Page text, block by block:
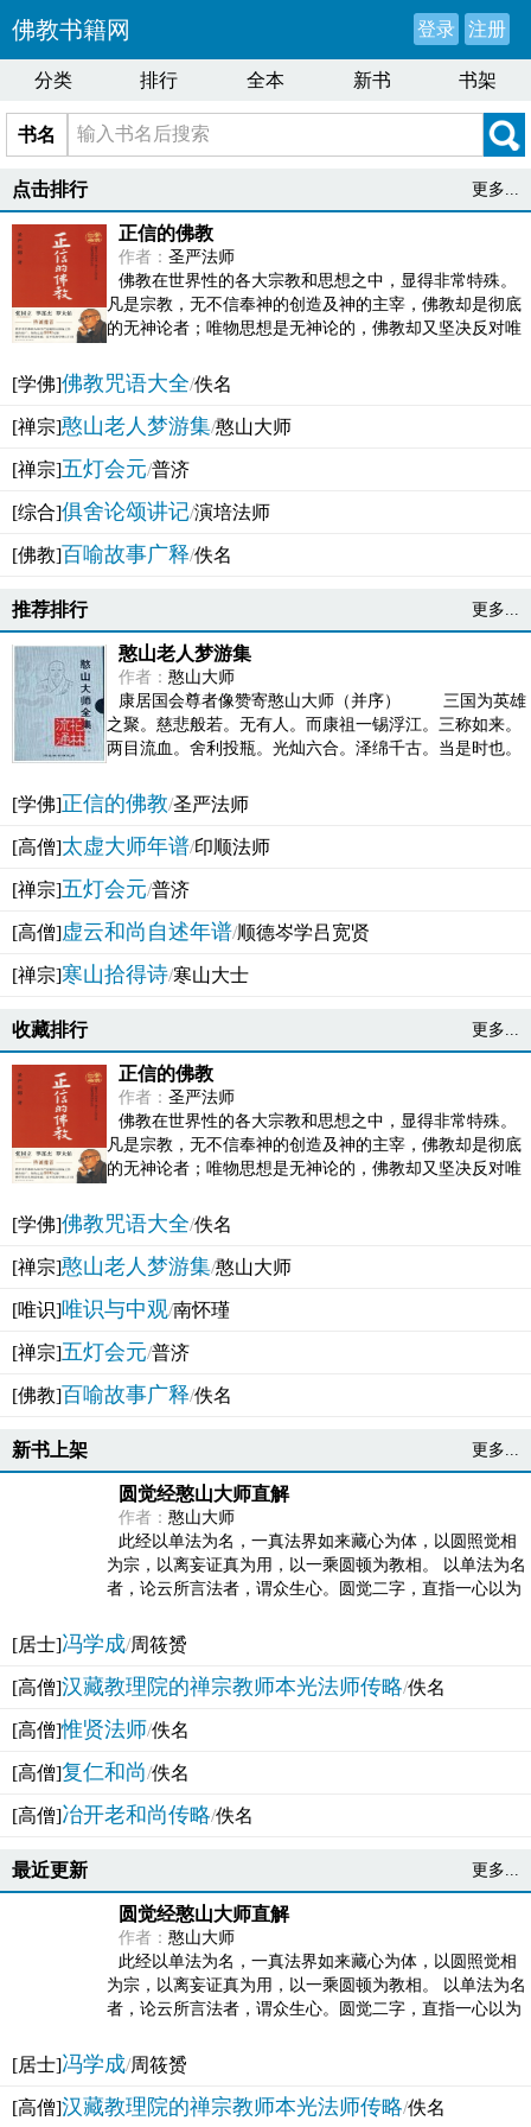
佛教书籍网 登录 注册
分类 排行 全本 新书 书架
书名
点击排行 更多...
正信的佛教
作者： 圣严法师
佛教在世界性的各大宗教和思想之中，显得非常特殊。
凡是宗教，无不信奉神的创造及神的主宰，佛教却是彻底
的无神论者；唯物思想是无神论的，佛教却又坚决反对唯
[学佛]佛教咒语大全/佚名
[禅宗]憨山老人梦游集/憨山大师
[禅宗]五灯会元/普济
[综合]俱舍论颂讲记/演培法师
[佛教]百喻故事广释/佚名
推荐排行 更多...
憨山老人梦游集
作者： 憨山大师
康居国会尊者像赞寄憨山大师（并序） 三国为英雄
之聚。慈悲般若。无有人。而康祖一锡浮江。三称如来。
两目流血。舍利投瓶。光灿六合。泽绵千古。当是时也。
[学佛]正信的佛教/圣严法师
[高僧]太虚大师年谱/印顺法师
[禅宗]五灯会元/普济
[高僧]虚云和尚自述年谱/顺德岑学吕宽贤
[禅宗]寒山拾得诗/寒山大士
收藏排行 更多...
正信的佛教
作者： 圣严法师
佛教在世界性的各大宗教和思想之中，显得非常特殊。
凡是宗教，无不信奉神的创造及神的主宰，佛教却是彻底
的无神论者；唯物思想是无神论的，佛教却又坚决反对唯
[学佛]佛教咒语大全/佚名
[禅宗]憨山老人梦游集/憨山大师
[唯识]唯识与中观/南怀瑾
[禅宗]五灯会元/普济
[佛教]百喻故事广释/佚名
新书上架 更多...
圆觉经憨山大师直解
作者： 憨山大师
此经以单法为名，一真法界如来藏心为体，以圆照觉相
为宗，以离妄证真为用，以一乘圆顿为教相。 以单法为名
者，论云所言法者，谓众生心。圆觉二字，直指一心以为
[居士]冯学成/周筱赟
[高僧]汉藏教理院的禅宗教师本光法师传略/佚名
[高僧]惟贤法师/佚名
[高僧]复仁和尚/佚名
[高僧]冶开老和尚传略/佚名
最近更新 更多...
圆觉经憨山大师直解
作者： 憨山大师
此经以单法为名，一真法界如来藏心为体，以圆照觉相
为宗，以离妄证真为用，以一乘圆顿为教相。 以单法为名
者，论云所言法者，谓众生心。圆觉二字，直指一心以为
[居士]冯学成/周筱赟
[高僧]汉藏教理院的禅宗教师本光法师传略/佚名